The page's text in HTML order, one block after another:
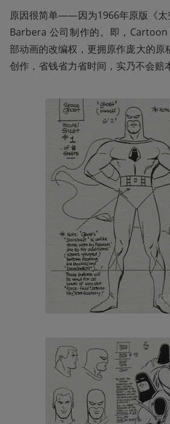
原因很简单——因为1966年原版《
Barbera 公司制作的。即，
部动画的改编权，更拥原作庞大的原
创作，省钱省力省时间，实乃不会赔